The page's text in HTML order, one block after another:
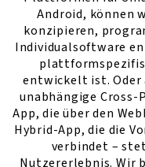
Android, können
konzipieren,
Individualsoftware
entwickelt ist. Oder
unabhängige
App, die über den
Hybrid-App, die die
verbindet –
Nutzererlebnis. Wir